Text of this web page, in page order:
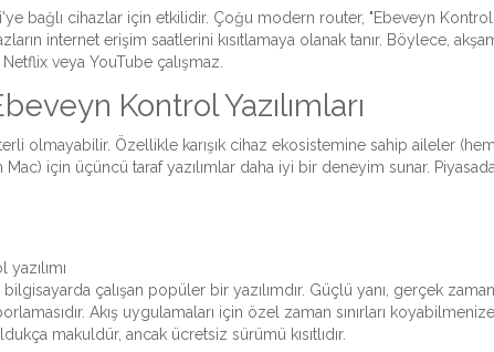
bağlı cihazlar için etkilidir. Çoğu modern router, "Ebeveyn
internet erişim saatlerini kısıtlamaya olanak tanır. Böylece,
veya YouTube çalışmaz.
Kontrol Yazılımları
olmayabilir. Özellikle karışık cihaz ekosistemine sahip aileler (hem
için üçüncü taraf yazılımlar daha iyi bir deneyim sunar.
çalışan popüler bir yazılımdır. Güçlü yanı, gerçek
Akış uygulamaları için özel zaman sınırları koyabilmenize
makuldür, ancak ücretsiz sürümü kısıtlıdır.